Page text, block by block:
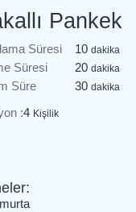
Pankek
Süresi 10dakika
dakika
Süresi 20dakika
dakika
Süre 30dakika
dakika
:4 Kişilik